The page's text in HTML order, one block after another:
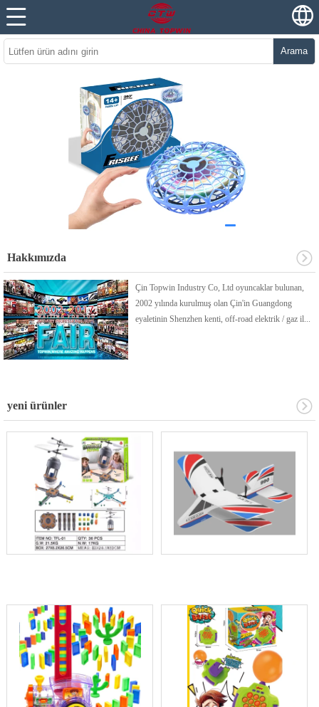
Arama
Hakkımızda
Çin Topwin Industry Co, Ltd oyuncaklar bulunan,
2002 yılında kurulmuş olan Çin'in Guangdong
eyaletinin Shenzhen kenti, off-road elektrik / gaz il...
yeni ürünler